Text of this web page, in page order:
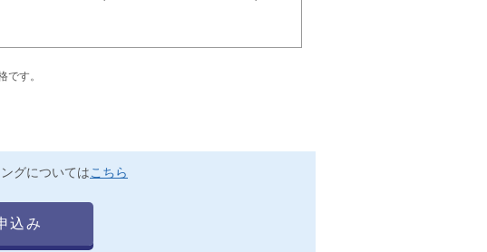
です。
グについてはこちら
込み